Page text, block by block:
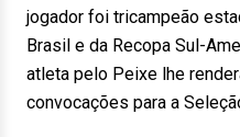
jogador foi tricampeão
Brasil e da Recopa Sul-
atleta pelo Peixe lhe
convocações para a